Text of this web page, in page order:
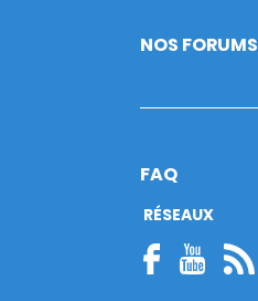
NOS FORUMS
FAQ
RÉSEAUX